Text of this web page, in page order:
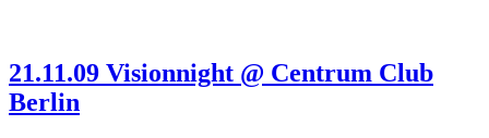
21.11.09 Visionnight @ Centrum Club
Berlin